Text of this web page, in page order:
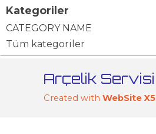
Kategoriler
CATEGORY NAME
Tüm kategoriler
Created with WebSite X5
Arçelik Servisi